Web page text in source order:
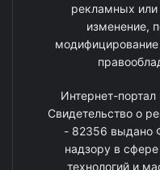
рекламных или
изменение,
модифицирование
Интернет-
Свидетельство о
- 82356 выдано
надзору в
технологий и